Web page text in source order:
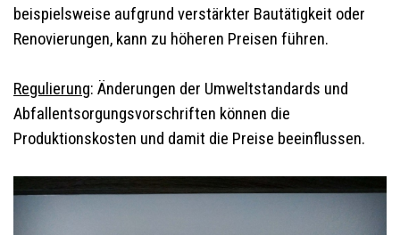
beispielsweise aufgrund verstärkter Bautätigkeit oder
Renovierungen, kann zu höheren Preisen führen.
Regulierung: Änderungen der Umweltstandards und
Abfallentsorgungsvorschriften können die
Produktionskosten und damit die Preise beeinflussen.